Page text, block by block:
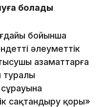
болады
бойынша
әлеуметтік
азаматтарға
туралы
сақтандыру қоры»